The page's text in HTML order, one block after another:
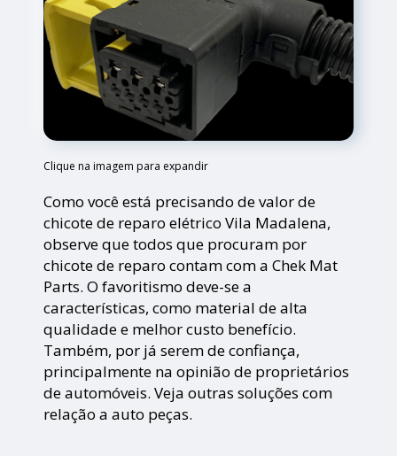
Clique na imagem para expandir
Como você está precisando de valor de
chicote de reparo elétrico Vila Madalena,
observe que todos que procuram por
chicote de reparo contam com a Chek Mat
Parts. O favoritismo deve-se a
características, como material de alta
qualidade e melhor custo benefício.
Também, por já serem de confiança,
principalmente na opinião de proprietários
de automóveis. Veja outras soluções com
relação a auto peças.